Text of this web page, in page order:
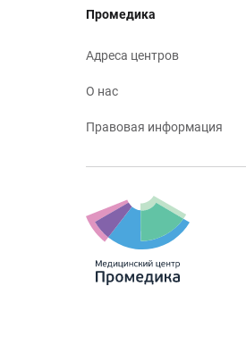
Промедика
Адреса центров
О нас
Правовая информация